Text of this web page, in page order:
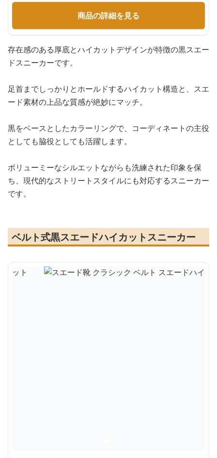
商品の詳細を見る
存在感のある厚底とハイカットデザインが特徴の黒スエー
ドスニーカーです。
足首までしっかりとホールドするハイカット構造と、スエ
ード素材の上品な質感が絶妙にマッチ。
黒をベースとしたカラーリングで、コーディネートの主役
としても脇役としても活躍します。
ボリューミーなシルエットながらも洗練された印象を保
ち、現代的なストリートスタイルにも対応するスニーカー
です。
ベルト式黒スエードハイカットスニーカー